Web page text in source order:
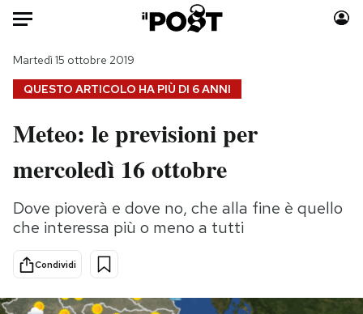
HOME
Italia
Politica
Tecnologia
Internet
Scienza
Cultura
Economia
Moda
Consumismi
Storie/Idee
Ok Boomer!
Altrecose
QUESTO ARTICOLO HA PIÙ DI 6 ANNI
Martedì 15 ottobre 2019
Meteo: le previsioni per
mercoledì 16 ottobre
Dove pioverà e dove no, che alla fine è quello
che interessa più o meno a tutti
Condividi